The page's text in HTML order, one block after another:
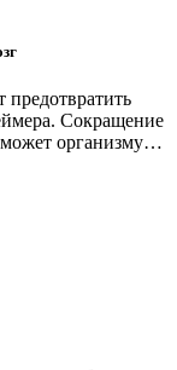
Сокращение
организму…